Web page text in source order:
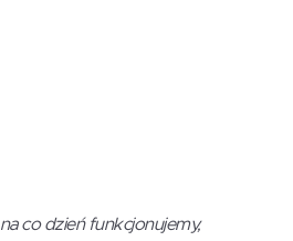
co dzień funkcjonujemy,